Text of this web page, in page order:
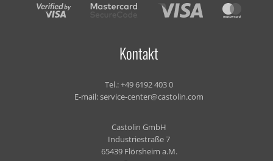
Kontakt
Tel.:+49 6192 403 0
E-mail:service-center@castolin.com
Castolin GmbH
Industriestraße 7
65439 Flörsheim a.M.